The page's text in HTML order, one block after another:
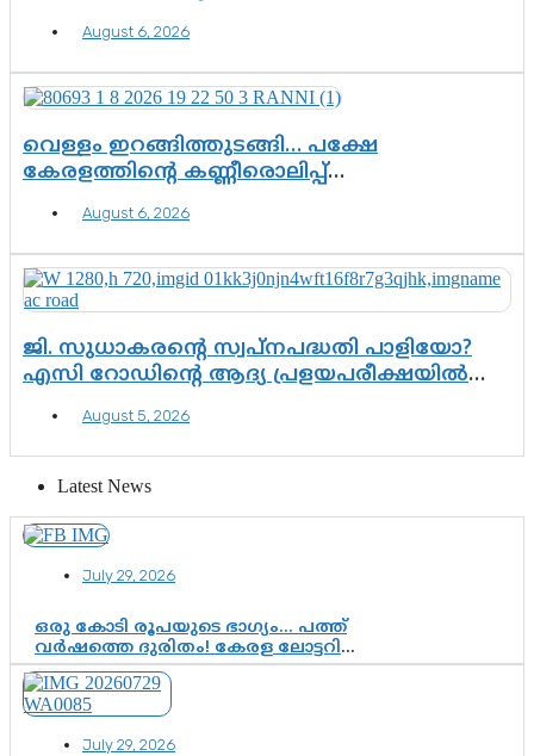
August 6, 2026
വെള്ളം ഇറങ്ങിത്തുടങ്ങി… പക്ഷേ
കേരളത്തിന്റെ കണ്ണീരൊലിപ്പ്
August 6, 2026
ജി. സുധാകരന്റെ സ്വപ്നപദ്ധതി പാളിയോ?
എസി റോഡിന്റെ ആദ്യ പ്രളയപരീക്ഷയിൽ
August 5, 2026
Latest News
July 29, 2026
ഒരു കോടി രൂപയുടെ ഭാഗ്യം… പത്ത്
വർഷത്തെ ദുരിതം! കേരള ലോട്ടറി
സംവിധാനത്തെ ചോദ്യം ചെയ്ത്
കോയയുടെ പോരാട്ടം
July 29, 2026